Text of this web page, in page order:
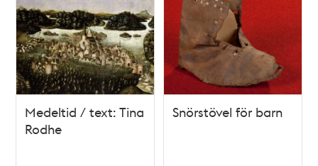
Medeltid / text: Tina
Rodhe
Snörstövel för barn